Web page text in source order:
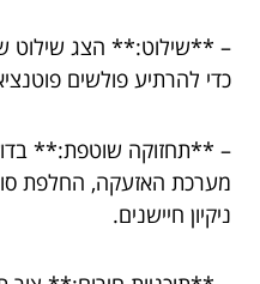
– **שילוט:** הצג שילוט
כדי להרתיע פולשים
– **תחזוקה שוטפת:**
מערכת האזעקה, החלפת
ניקיון חיישנים.